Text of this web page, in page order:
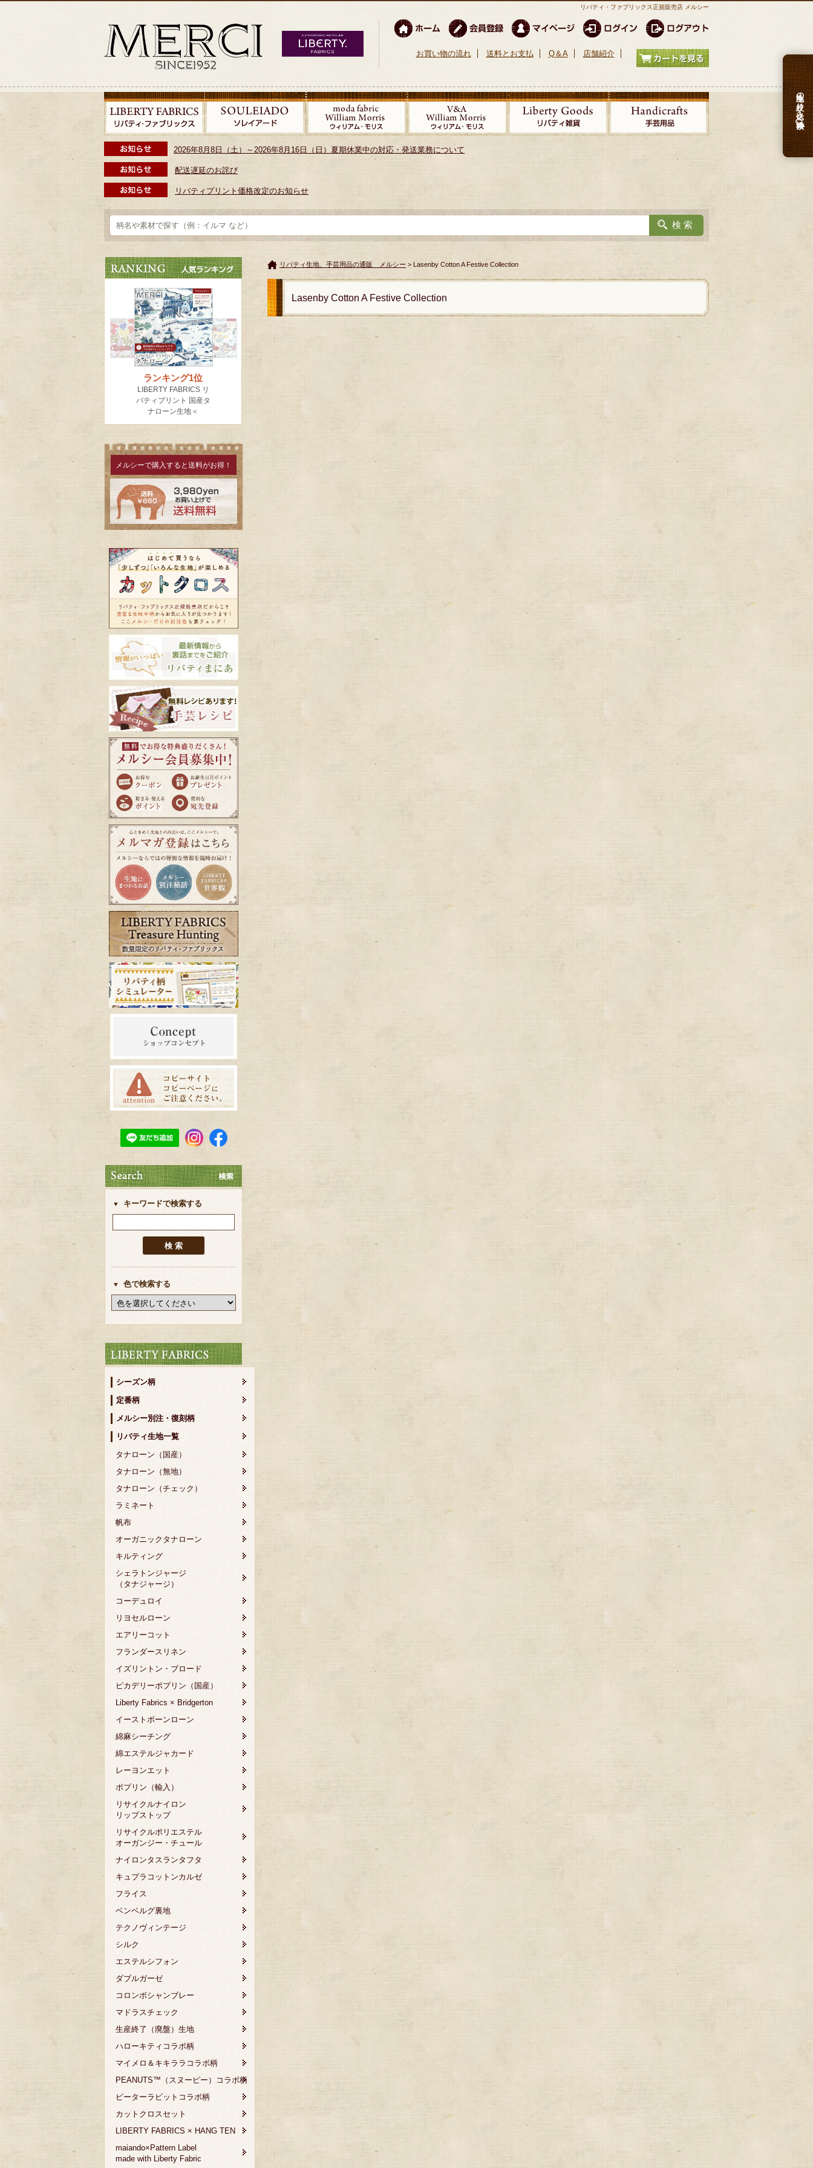
リバティ・ファブリックス正規販売店 メルシー
お買い物の流れ 送料とお支払 Q＆A 店舗紹介
2026年8月8日（土）～2026年8月16日（日）夏期休業中の対応・発送業務について
配送遅延のお詫び
リバティプリント価格改定のお知らせ
生地の絞り込み検索
メルシーで購入すると送料がお得！
キーワードで検索する
色で検索する
シーズン柄
定番柄
メルシー別注・復刻柄
リバティ生地一覧
タナローン（国産）
タナローン（無地）
タナローン（チェック）
ラミネート
帆布
オーガニックタナローン
キルティング
シェラトンジャージ
（タナジャージ）
コーデュロイ
リヨセルローン
エアリーコット
フランダースリネン
イズリントン・ブロード
ピカデリーポプリン（国産）
Liberty Fabrics × Bridgerton
イーストボーンローン
綿麻シーチング
綿エステルジャカード
レーヨンエット
ポプリン（輸入）
リサイクルナイロン
リップストップ
リサイクルポリエステル
オーガンジー・チュール
ナイロンタスランタフタ
キュプラコットンカルゼ
フライス
ベンベルグ裏地
テクノヴィンテージ
シルク
エステルシフォン
ダブルガーゼ
コロンボシャンブレー
マドラスチェック
生産終了（廃盤）生地
ハローキティコラボ柄
マイメロ＆キキララコラボ柄
PEANUTS™（スヌーピー）コラボ柄
ピーターラビットコラボ柄
カットクロスセット
LIBERTY FABRICS × HANG TEN
maiando×Pattern Label
made with Liberty Fabric
リバティ生地、手芸用品の通販 メルシー > Lasenby Cotton A Festive Collection
Lasenby Cotton A Festive Collection